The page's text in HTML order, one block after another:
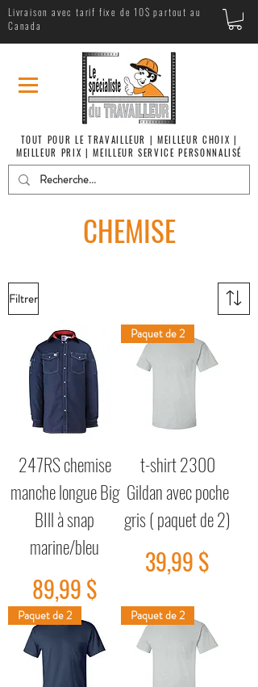
Livraison avec tarif fixe de 10$ partout au
Canada
TOUT POUR LE TRAVAILLEUR | MEILLEUR CHOIX |
MEILLEUR PRIX | MEILLEUR SERVICE PERSONNALISÉ
CHEMISE
Filtrer
247RS chemise
manche longue Big
BIll à snap
marine/bleu
Prix
89,99 $
Paquet de 2
t-shirt 2300
Gildan avec poche
gris ( paquet de 2)
Prix
39,99 $
Paquet de 2 Paquet de 2